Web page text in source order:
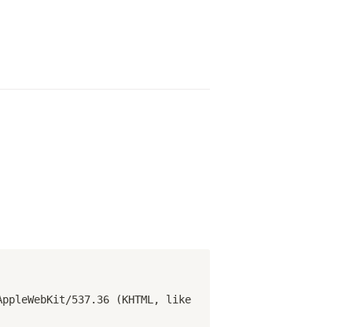
537.36 (KHTML, like